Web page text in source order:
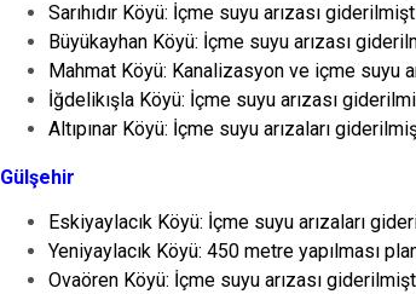
Sarıhıdır Köyü: İçme suyu arızası
Büyükayhan Köyü: İçme suyu arızası
Mahmat Köyü: Kanalizasyon ve içme suyu
İğdelikışla Köyü: İçme suyu arızası
Altıpınar Köyü: İçme suyu arızaları
Gülşehir
Eskiyaylacık Köyü: İçme suyu arızaları
Yeniyaylacık Köyü: 450 metre yapılması
Ovaören Köyü: İçme suyu arızası